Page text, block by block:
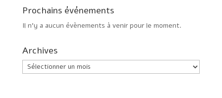
Prochains événements
Il n’y a aucun évènements à venir pour le moment.
Archives
Archives